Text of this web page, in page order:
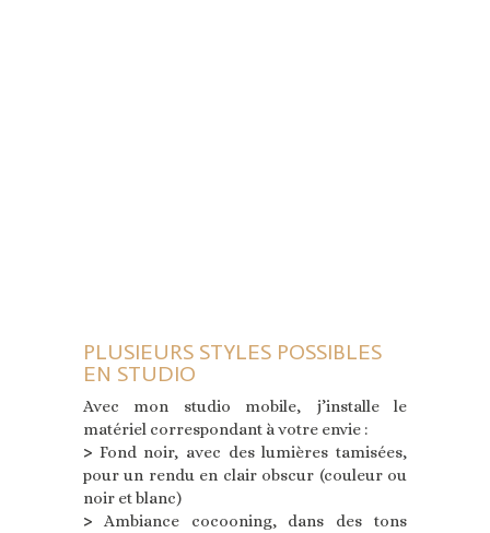
PLUSIEURS STYLES POSSIBLES
EN STUDIO
Avec mon studio mobile, j’installe le
matériel correspondant à votre envie :
> Fond noir, avec des lumières tamisées,
pour un rendu en clair obscur (couleur ou
noir et blanc)
>Ambiance cocooning, dans des tons